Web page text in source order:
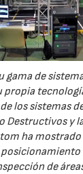
gama de
propia
los sistemas
Destructivos y
ha mostrado
de